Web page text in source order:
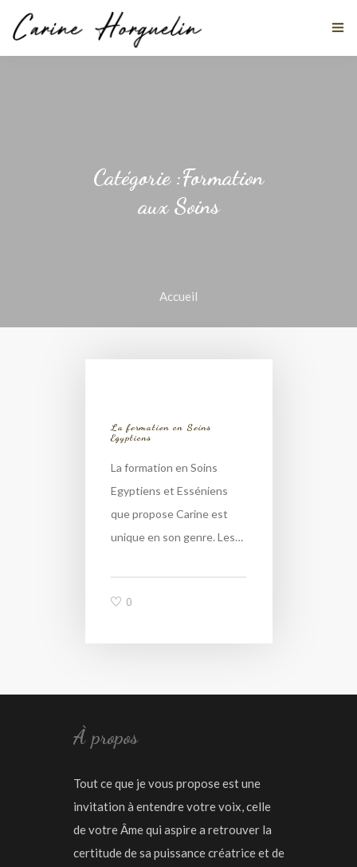
Catégorie :Formation
aux Soins
Accueil
La formation en Soins
Egyptiens
La formation en Soins
Egyptiens et Esséniens
que propose Carine est
unique en son genre. Les…
0
À propos
Tout ce que je vous propose est une
invitation à entendre votre voix, celle
de votre Âme qui aspire a retrouver la
certitude de sa puissance créatrice et de